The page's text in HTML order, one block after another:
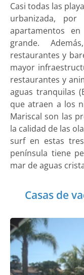
Casi todas las
urbanizada,
apartamentos
grande.
restaurantes y
mayor
restaurantes y
aguas tranquilas
que atraen a los
Mariscal son las
la calidad de las
surf en estas
península tiene
mar de aguas
Casas de